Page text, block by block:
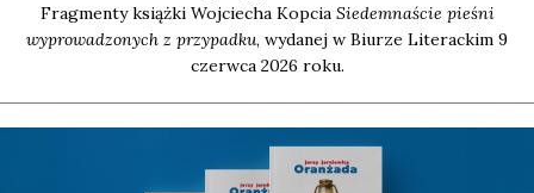
Frag­men­ty książ­ki Woj­cie­cha Kop­cia Sie­dem­na­ście pie­śni
wypro­wa­dzo­nych z przy­pad­ku, wyda­nej w Biu­rze Lite­rac­kim 9
czerw­ca 2026 roku.